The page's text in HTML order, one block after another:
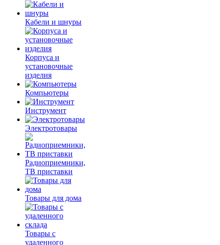
Кабели и шнуры
Корпуса и
установочные
изделия
Компьютеры
Инструмент
Электротовары
Радиоприемники,
ТВ приставки
Товары для дома
Товары с
удаленного